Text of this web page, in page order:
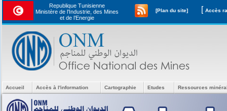
Republique Tunisienne
Ministère de l'Industrie, des Mines
et de l’Energie
[Plan du site] [
Accueil Accès à l'information Cartographie Etudes Ressources